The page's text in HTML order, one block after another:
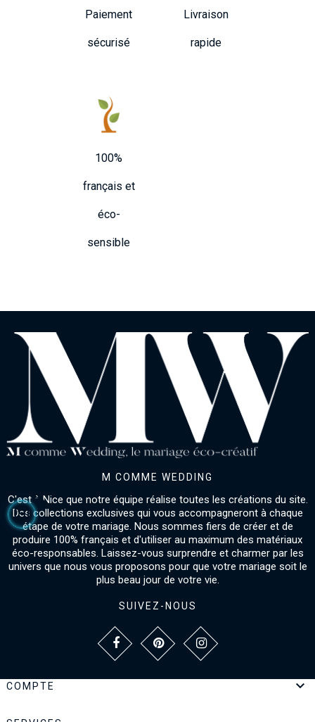
Paiement
sécurisé
Livraison
rapide
100%
français et
éco-
sensible
M COMME WEDDING
C'est à Nice que notre équipe réalise toutes les créations du site.
Des collections exclusives qui vous accompagneront à chaque
étape de votre mariage. Nous sommes fiers de créer et de
produire 100% français et d'utiliser au maximum des matériaux
éco-responsables. Laissez-vous surprendre et charmer par les
univers que nous vous proposons pour que votre mariage soit le
plus beau jour de votre vie.
SUIVEZ-NOUS
COMPTE 